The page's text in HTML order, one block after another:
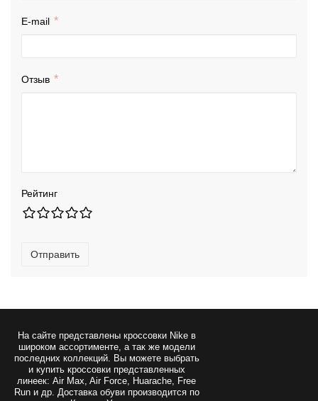
E-mail
Отзыв
Рейтинг
Отправить
На сайте представлены кроссовки Nikeв
широком ассортименте, а так же модели
последних коллекций. Вы можете выбрать
и купить кроссовки представленных
линеек: Air Max, Air Force, Huarache, Free
Run и др. Доставка обуви производится по